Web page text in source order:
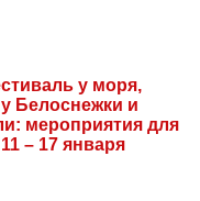
у моря,
Белоснежки и
мероприятия для
– 17 января